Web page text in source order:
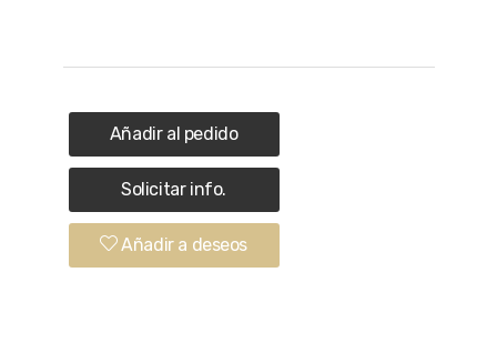
Añadir al pedido
Solicitar info.
Añadir a deseos